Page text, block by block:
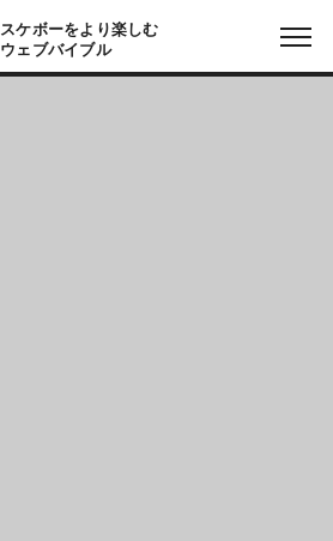
スケボーをより楽しむ
ウェブバイブル